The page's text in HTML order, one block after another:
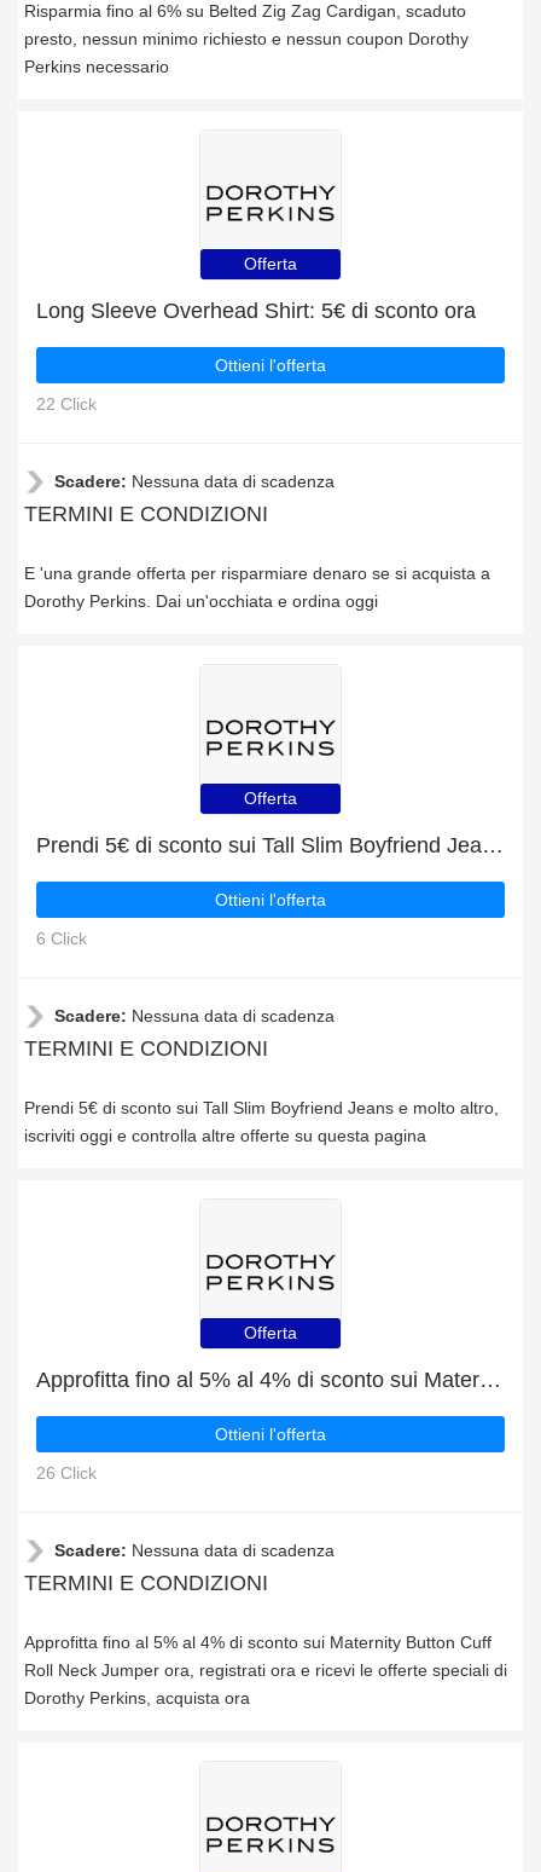
Risparmia fino al 6% su Belted Zig Zag Cardigan, scaduto
presto, nessun minimo richiesto e nessun coupon Dorothy
Perkins necessario
Offerta
Long Sleeve Overhead Shirt: 5€ di sconto ora
Ottieni l'offerta
22 Click
Scadere: Nessuna data di scadenza
TERMINI E CONDIZIONI
E 'una grande offerta per risparmiare denaro se si acquista a
Dorothy Perkins. Dai un'occhiata e ordina oggi
Offerta
Prendi 5€ di sconto sui Tall Slim Boyfriend Jeans e molto altro
Ottieni l'offerta
6 Click
Scadere: Nessuna data di scadenza
TERMINI E CONDIZIONI
Prendi 5€ di sconto sui Tall Slim Boyfriend Jeans e molto altro,
iscriviti oggi e controlla altre offerte su questa pagina
Offerta
Approfitta fino al 5% al 4% di sconto sui Maternity Button Cuff Roll Neck Jumper ora
Ottieni l'offerta
26 Click
Scadere: Nessuna data di scadenza
TERMINI E CONDIZIONI
Approfitta fino al 5% al 4% di sconto sui Maternity Button Cuff
Roll Neck Jumper ora, registrati ora e ricevi le offerte speciali di
Dorothy Perkins, acquista ora